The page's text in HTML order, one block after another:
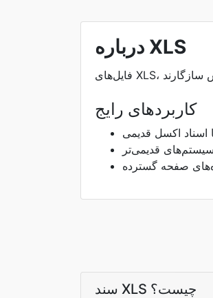
درباره XLS
کاربردهای رایج
اسناد اکسل قدیمی
قدیمی‌تر
صفحه گسترده
سند XLS چیست؟